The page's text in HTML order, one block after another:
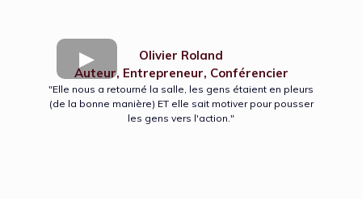
Olivier Roland
Auteur, Entrepreneur, Conférencier
"Elle nous a retourné la salle, les gens étaient en pleurs
(de la bonne manière) ET elle sait motiver pour pousser
les gens vers l'action."